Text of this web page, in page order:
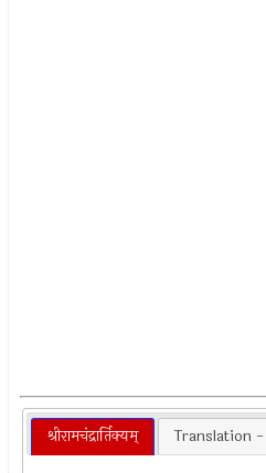
श्रीरामचंद्रार्तिक्यम् Translation -